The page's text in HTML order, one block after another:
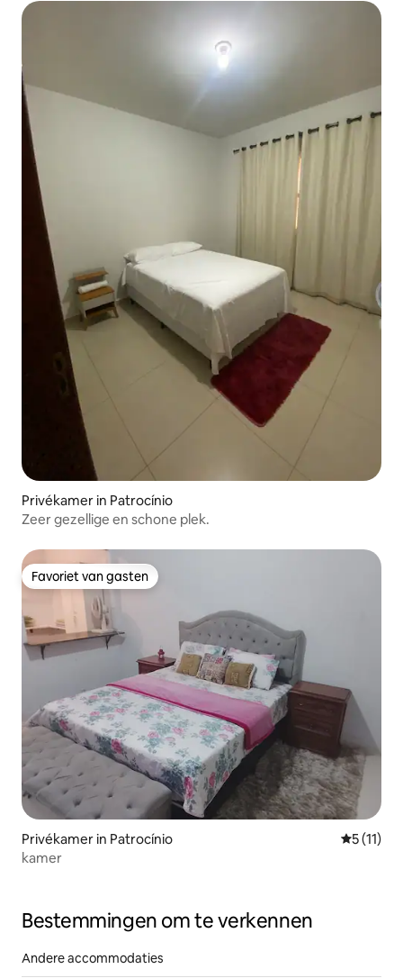
Privékamer in Patrocínio
Zeer gezellige en schone plek.
Favoriet van gasten
Favoriet van gasten
Privékamer in Patrocínio
5 (11)
kamer
Bestemmingen om te verkennen
Andere accommodaties